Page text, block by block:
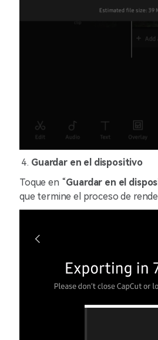
Guardar en el dispositivo
Toque en “Guardar en el
que termine el proceso de